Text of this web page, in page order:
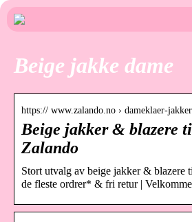
Beige jakke dame
https:// www.zalando.no › dameklaer-
Beige jakker & blazere
Zalando
Stort utvalg av beige jakker & blazere
de fleste ordrer* & fri retur |